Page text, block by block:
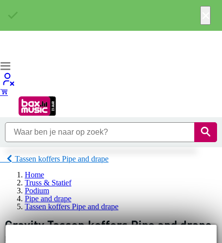
Tassen koffers Pipe and drape
Home
Truss & Statief
Podium
Pipe and drape
Tassen koffers Pipe and drape
Gravity Tassen koffers Pipe and drape
Er is